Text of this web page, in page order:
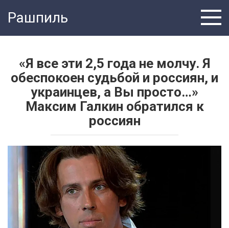
Рашпиль
«Я все эти 2,5 года не молчу. Я
обеспокоен судьбой и россиян, и
украинцев, а Вы просто…»
Максим Галкин обратился к
россиян